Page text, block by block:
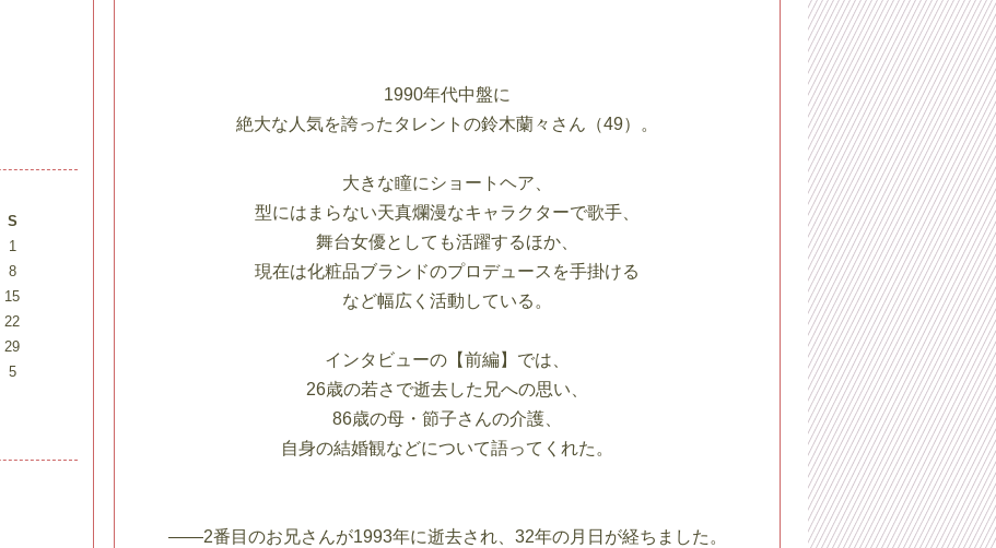
S
1
8
15
22
29
5
1990年代中盤に
絶大な人気を誇ったタレントの鈴木蘭々さん（49）。
大きな瞳にショートヘア、
型にはまらない天真爛漫なキャラクターで歌手、
舞台女優としても活躍するほか、
現在は化粧品ブランドのプロデュースを手掛ける
など幅広く活動している。
インタビューの【前編】では、
26歳の若さで逝去した兄への思い、
86歳の母・節子さんの介護、
自身の結婚観などについて語ってくれた。
――2番目のお兄さんが1993年に逝去され、32年の月日が経ちました。